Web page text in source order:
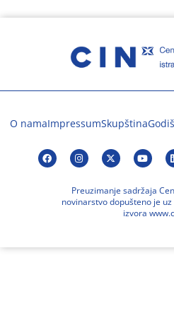
O namaImpressumSkupština
Preuzimanje sadržaja
novinarstvo dopušteno je
izvora